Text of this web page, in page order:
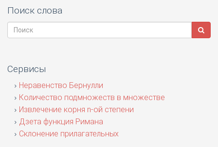
Поиск слова
Сервисы
Неравенство Бернулли
Количество подмножеств в множестве
Извлечение корня n-ой степени
Дзета функция Римана
Склонение прилагательных